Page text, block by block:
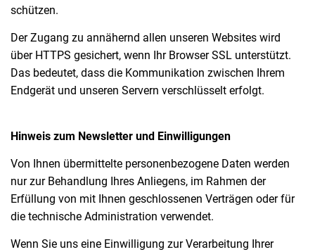
schützen.
Der Zugang zu annähernd allen unseren Websites wird
über HTTPS gesichert, wenn Ihr Browser SSL unterstützt.
Das bedeutet, dass die Kommunikation zwischen Ihrem
Endgerät und unseren Servern verschlüsselt erfolgt.
Hinweis zum Newsletter und Einwilligungen
Von Ihnen übermittelte personenbezogene Daten werden
nur zur Behandlung Ihres Anliegens, im Rahmen der
Erfüllung von mit Ihnen geschlossenen Verträgen oder für
die technische Administration verwendet.
Wenn Sie uns eine Einwilligung zur Verarbeitung Ihrer